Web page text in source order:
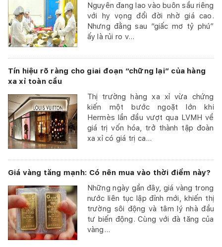
Nguyên đang lao vào buôn sầu riêng
với hy vọng đổi đời nhờ giá cao.
Nhưng đằng sau “giấc mơ tỷ phú”
ấy là rủi ro v...
Tín hiệu rõ ràng cho giai đoạn “chững lại” của hàng
xa xỉ toàn cầu
Thị trường hàng xa xỉ vừa chứng
kiến một bước ngoặt lớn khi
Hermès lần đầu vượt qua LVMH về
giá trị vốn hóa, trở thành tập đoàn
xa xỉ có giá trị ca...
Giá vàng tăng mạnh: Có nên mua vào thời điểm này?
Những ngày gần đây, giá vàng trong
nước liên tục lập đỉnh mới, khiến thị
trường sôi động và tâm lý nhà đầu
tư biến động. Cùng với đà tăng của
vàng...